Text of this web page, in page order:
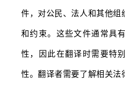
件，对公民、法人和其他组
和约束。这些文件通常具
性，因此在翻译时需要特
性。翻译者需要了解相关法